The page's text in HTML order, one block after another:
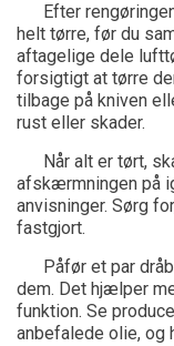
Efter
helt tørre, før du
aftagelige dele
forsigtigt at tørre
tilbage på kniven
rust eller skader.
Når alt er tørt,
afskærmningen på
anvisninger. Sørg
fastgjort.
Påfør et par
dem. Det hjælper
funktion. Se
anbefalede olie, og